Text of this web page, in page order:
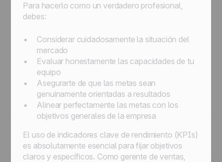
Para hacerlo como un verdadero profesional,
debes:
Considerar cuidadosamente la situación del
mercado
Evaluar honestamente las capacidades de tu
equipo
Asegurarte de que las metas sean
genuinamente orientadas a resultados
Alinear perfectamente las metas con los
objetivos generales de la empresa
El uso de indicadores clave de rendimiento (KPIs)
es absolutamente esencial para fijar objetivos
claros y específicos. Como gerente de ventas,